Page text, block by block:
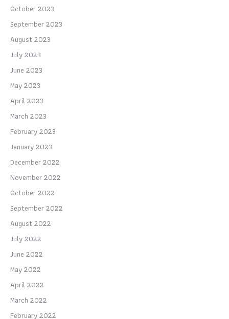
October 2023
September 2023
August 2023
July 2023
June 2023
May 2023
April 2023
March 2023
February 2023
January 2023
December 2022
November 2022
October 2022
September 2022
August 2022
July 2022
June 2022
May 2022
April 2022
March 2022
February 2022